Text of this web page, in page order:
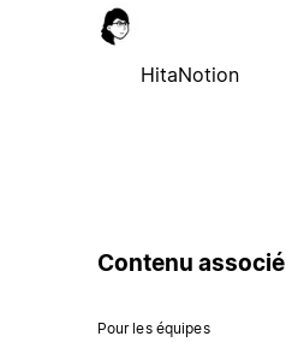
HitaNotion
Contenu associé
Pour les équipes